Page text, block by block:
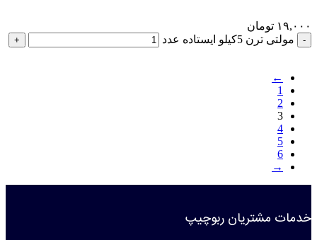
۱۹,۰۰۰ تومان
مولتی ترن 5کیلو ایستاده عدد
←
1
2
3
4
5
6
→
خدمات مشتریان ربوچیپ